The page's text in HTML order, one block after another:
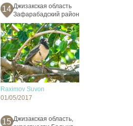
14 Джизакская область
Зафарабадский район
Raximov Suvon
01/05/2017
15 Джизакская область,